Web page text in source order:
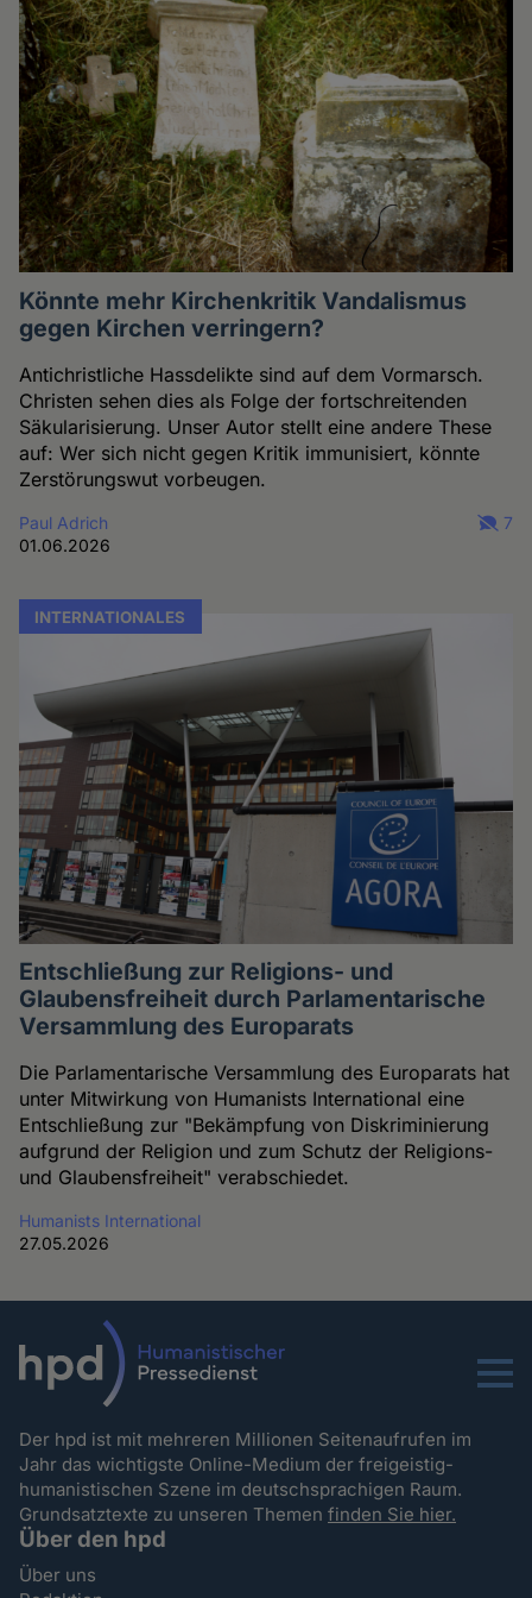
Könnte mehr Kirchenkritik Vandalismus
gegen Kirchen verringern?
Antichristliche Hassdelikte sind auf dem Vormarsch.
Christen sehen dies als Folge der fortschreitenden
Säkularisierung. Unser Autor stellt eine andere These
auf: Wer sich nicht gegen Kritik immunisiert, könnte
Zerstörungswut vorbeugen.
Paul Adrich
01.06.2026
7
INTERNATIONALES
Entschließung zur Religions- und
Glaubensfreiheit durch Parlamentarische
Versammlung des Europarats
Die Parlamentarische Versammlung des Europarats hat
unter Mitwirkung von Humanists International eine
Entschließung zur "Bekämpfung von Diskriminierung
aufgrund der Religion und zum Schutz der Religions-
und Glaubensfreiheit" verabschiedet.
Humanists International
27.05.2026
Menu
Der hpd ist mit mehreren Millionen Seitenaufrufen im
Jahr das wichtigste Online-Medium der freigeistig-
humanistischen Szene im deutschsprachigen Raum.
Grundsatztexte zu unseren Themenfinden Sie hier.
Über den hpd
Über uns